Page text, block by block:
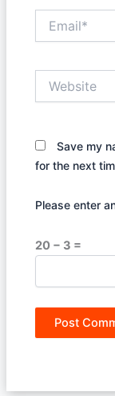
Save my
for the next
Please enter
20 − 3 =